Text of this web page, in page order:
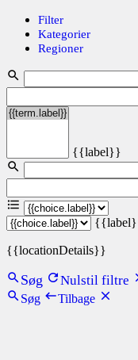
Filter
Kategorier
Regioner
{{label}}
{{locationDetails}}
Søg Nulstil filtre
Søg Tilbage